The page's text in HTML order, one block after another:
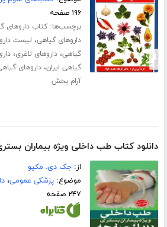
۱۹۶ صفحه
برچسب‌ها:کتاب داروهای
داروهای گیاهی، لیست
گیاهی،داروهای لاغری،
گیاهی ایران،داروهای
آرام بخش
دانلود کتاب طب داخلی ویژه بیماران
از:جک دی. مکیو
موضوع:پزشکی عمومی،
۲۴۷ صفحه